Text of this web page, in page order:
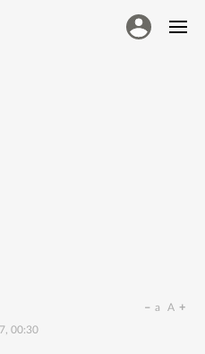
00:30
a A